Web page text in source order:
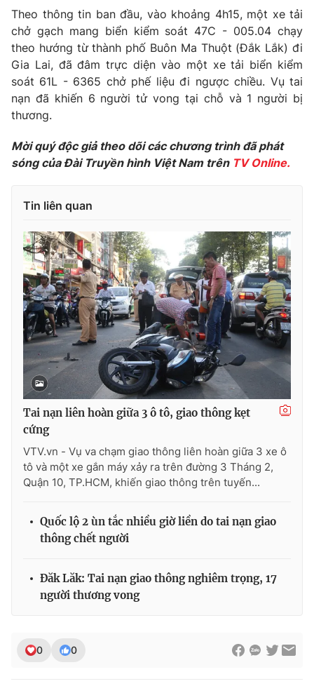
Thị trường
Góc doanh nghiệp
Truyền hình
Phim VTV
Hậu trường
Nhân vật
Khán giả
Giải sao mai
Giải trí
Điện ảnh
Sao
Đời sống
Du lịch
Làm đẹp
Chất lượng cuộc sống
Giáo dục
Học trực tuyến
Sản phẩm
Thị trường
Tư vấn
Giao lưu trực tuyến
Lịch phát sóng
Chuyên mục khác
Emagazine Podcast
Photo Infographic
Video
VTV Money VTV Thể thao
VTV Sức khoẻ Bất động sản
VTV4
Theo thông tin ban đầu, vào khoảng 4h15, một xe tải
chở gạch mang biển kiểm soát 47C - 005.04 chạy
theo hướng từ thành phố Buôn Ma Thuột (Đắk Lắk) đi
Gia Lai, đã đâm trực diện vào một xe tải biển kiểm
soát 61L - 6365 chở phế liệu đi ngược chiều. Vụ tai
nạn đã khiến 6 người tử vong tại chỗ và 1 người bị
thương.
Mời quý độc giả theo dõi các chương trình đã phát
sóng của Đài Truyền hình Việt Nam trên TV Online.
Tin liên quan
Tai nạn liên hoàn giữa 3 ô tô, giao thông kẹt
cứng
VTV.vn - Vụ va chạm giao thông liên hoàn giữa 3 xe ô
tô và một xe gắn máy xảy ra trên đường 3 Tháng 2,
Quận 10, TP.HCM, khiến giao thông trên tuyến...
Quốc lộ 2 ùn tắc nhiều giờ liền do tai nạn giao
thông chết người
Đăk Lăk: Tai nạn giao thông nghiêm trọng, 17
người thương vong
0 0